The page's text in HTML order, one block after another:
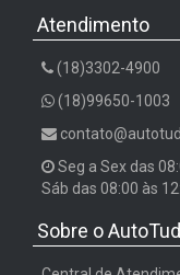
Atendimento
(18)3302-4900
(18)99650-1003
Seg a Sex das
Sáb das 08:00 às
Sobre o